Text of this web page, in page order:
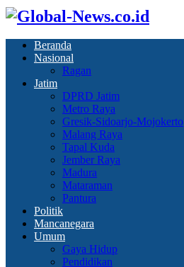
Beranda
Nasional
Ragan
Jatim
DPRD Jatim
Metro Raya
Gresik-Sidoarjo-Mojokerto
Malang Raya
Tapal Kuda
Jember Raya
Madura
Mataraman
Pantura
Politik
Mancanegara
Umum
Gaya Hidup
Pendidikan